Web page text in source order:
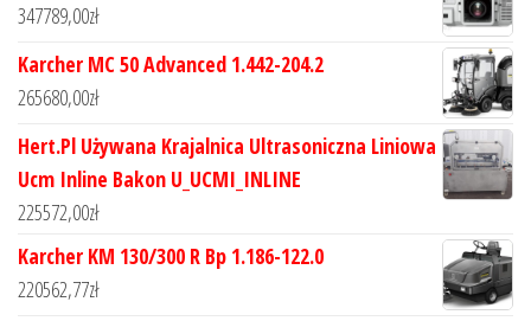
347789,00zł
Karcher MC 50 Advanced 1.442-204.2
265680,00zł
Hert.Pl Używana Krajalnica Ultrasoniczna Liniowa
Ucm Inline Bakon U_UCMI_INLINE
225572,00zł
Karcher KM 130/300 R Bp 1.186-122.0
220562,77zł